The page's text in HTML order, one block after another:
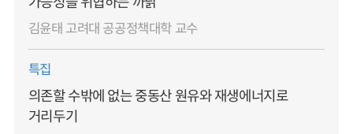
김윤태 고려대 공공정책대학 교수
특집
의존할 수밖에 없는 중동산 원유와 재생에너지로
거리두기